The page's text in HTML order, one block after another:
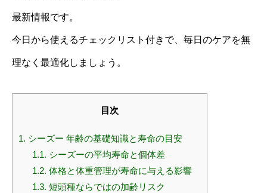
最新情報です。
今日から使えるチェックリスト付きで、毎日のケアを無
理なく最適化しましょう。
目次
1. シーズー 年齢の基礎知識と寿命の目安
1.1. シーズーの平均寿命と個体差
1.2. 体格と体重管理が寿命に与える影響
1.3. 短頭種ならではの加齢リスク